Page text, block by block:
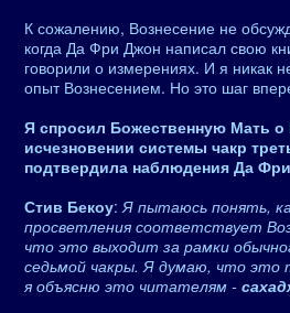
К сожалению, Вознесение не
когда Да Фри Джон написал свою
говорили о измерениях. И я никак
опыт Вознесением. Но это шаг
Я спросил Божественную Мать о
исчезновении системы чакр
подтвердила наблюдения Да
Стив Бекоу:Я пытаюсь понять,
просветления соответствует
что это выходит за рамки
седьмой чакры. Я думаю, что это
я объясню это читателям -